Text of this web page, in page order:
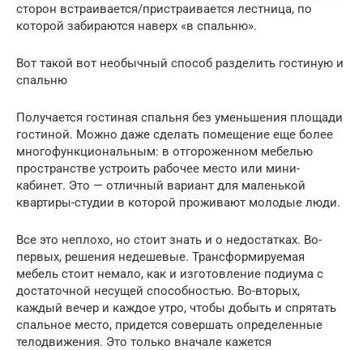
сторон встраивается/пристраивается лестница, по
которой забираются наверх «в спальню».
Вот такой вот необычный способ разделить гостиную и
спальню
Получается гостиная спальня без уменьшения площади
гостиной. Можно даже сделать помещение еще более
многофункциональным: в отгороженном мебелью
пространстве устроить рабочее место или мини-
кабинет. Это — отличный вариант для маленькой
квартиры-студии в которой проживают молодые люди.
Все это неплохо, но стоит знать и о недостатках. Во-
первых, решения недешевые. Трансформируемая
мебель стоит немало, как и изготовление подиума с
достаточной несущей способностью. Во-вторых,
каждый вечер и каждое утро, чтобы добыть и спрятать
спальное место, придется совершать определенные
телодвижения. Это только вначале кажется